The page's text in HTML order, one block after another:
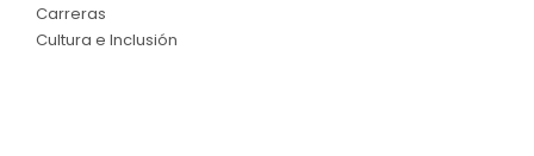
Carreras
Cultura e Inclusión